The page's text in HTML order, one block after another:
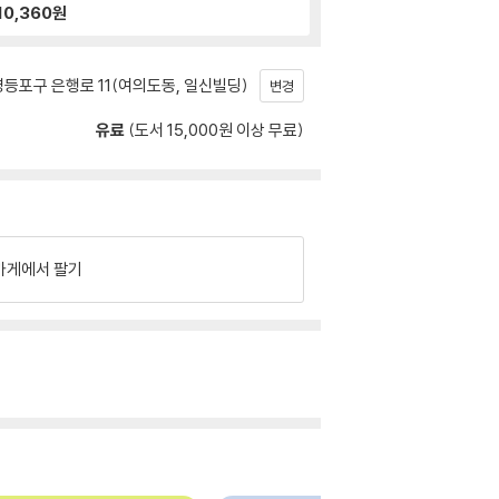
원
포구 은행로 11(여의도동, 일신빌딩) 변경
유료 (도서 15,000원 이상 무료)
게에서 팔기